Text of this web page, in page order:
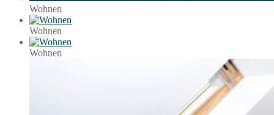
Wohnen
Wohnen
Wohnen